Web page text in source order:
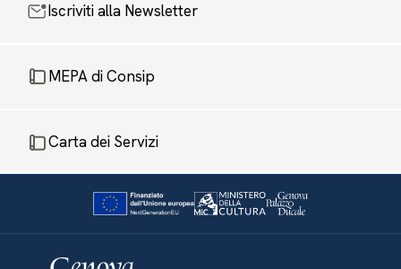
Iscriviti alla Newsletter
MEPA di Consip
Carta dei Servizi